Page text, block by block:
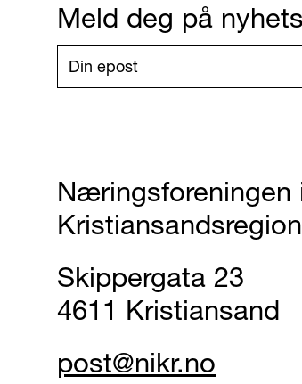
Meld deg på
Skippergata 23
4611 Kristiansand
post@nikr.no